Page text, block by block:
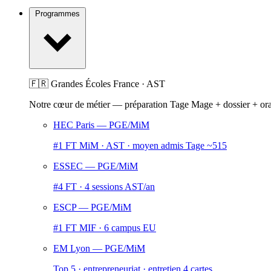
🇫🇷 Grandes Écoles France · AST
Notre cœur de métier — préparation Tage Mage + dossier +
HEC Paris — PGE/MiM
#1 FT MiM · AST · moyen admis Tage ~515
ESSEC — PGE/MiM
#4 FT · 4 sessions AST/an
ESCP— PGE/MiM
#1 FT MIF · 6 campus EU
EM Lyon — PGE/MiM
Top 5 · entrepreneuriat · entretien 4 cartes